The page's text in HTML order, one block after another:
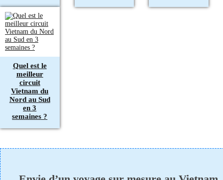
Quel est le
meilleur
circuit
Vietnam du
Nord au Sud
en 3
semaines ?